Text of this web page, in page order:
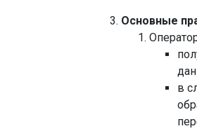
Основные
в